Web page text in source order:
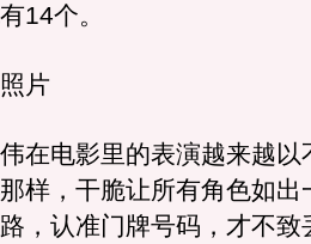
14个。
片
电影里的表演越来越以
样，干脆让所有角色如出
，认准门牌号码，才不致